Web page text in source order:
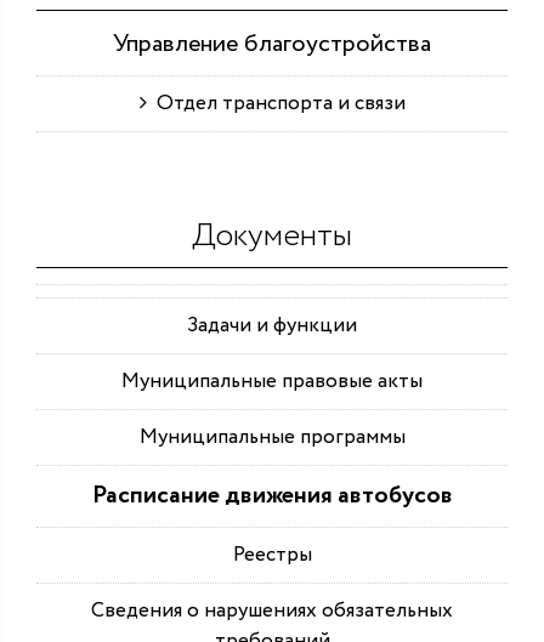
Управление благоустройства
Отдел транспорта и связи
Документы
Задачи и функции
Муниципальные правовые акты
Муниципальные программы
Расписание движения автобусов
Реестры
Сведения о нарушениях обязательных